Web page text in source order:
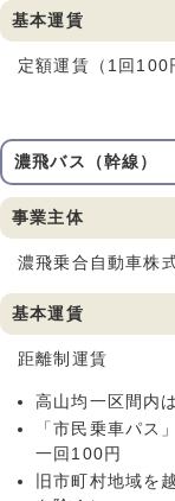
基本運賃
定額運賃（1回100
濃飛バス（幹線）
事業主体
濃飛乗合自動車株
基本運賃
距離制運賃
高山均一区間内
「市民乗車パス
一回100円
旧市町村地域を